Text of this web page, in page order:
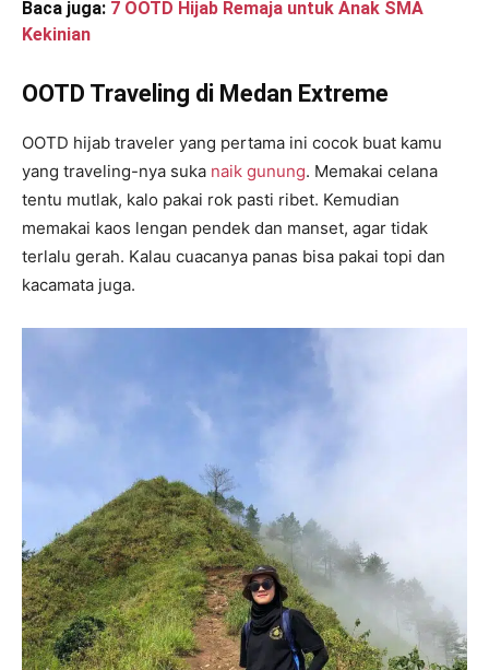
Baca juga: 7 OOTD Hijab Remaja untuk Anak SMA
Kekinian
OOTD Traveling di Medan Extreme
OOTD hijab traveler yang pertama ini cocok buat kamu
yang traveling-nya suka naik gunung. Memakai celana
tentu mutlak, kalo pakai rok pasti ribet. Kemudian
memakai kaos lengan pendek dan manset, agar tidak
terlalu gerah. Kalau cuacanya panas bisa pakai topi dan
kacamata juga.